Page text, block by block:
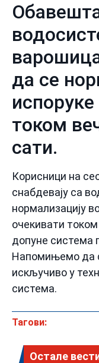
да се
испоруке
током
сати.
Корисници на
снабдевају са
нормализацију
очекивати
допуне система
Напомињемо да
искључиво у
система.
Тагови:
Остале